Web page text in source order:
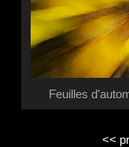
Feuilles
<<